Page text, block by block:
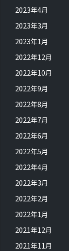
2023年4月
2023年3月
2023年1月
2022年12月
2022年10月
2022年9月
2022年8月
2022年7月
2022年6月
2022年5月
2022年4月
2022年3月
2022年2月
2022年1月
2021年12月
2021年11月